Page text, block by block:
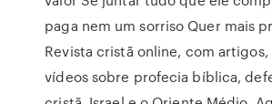
paga nem um sorriso Quer mais
Revista cristã online, com artigos,
vídeos sobre profecia bíblica,